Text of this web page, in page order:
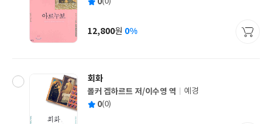
쓴
출
사
가
12,800원 0%
회화
글
쓴
폴커 겝하르트 저/이수영 역
출
예경
평 0(0)